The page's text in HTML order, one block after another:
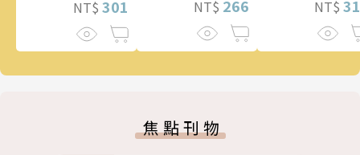
NT$ 301 NT$ 266 NT$
焦點刊物